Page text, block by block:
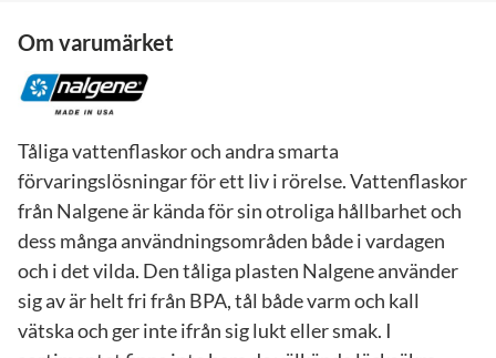
Om varumärket
Tåliga vattenflaskor och andra smarta
förvaringslösningar för ett liv i rörelse. Vattenflaskor
från Nalgene är kända för sin otroliga hållbarhet och
dess många användningsområden både i vardagen
och i det vilda. Den tåliga plasten Nalgene använder
sig av är helt fri från BPA, tål både varm och kall
vätska och ger inte ifrån sig lukt eller smak. I